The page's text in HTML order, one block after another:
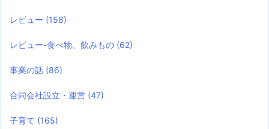
レビュー (158)
レビュー-食べ物、飲みもの (62)
事業の話 (86)
合同会社設立・運営 (47)
子育て (165)